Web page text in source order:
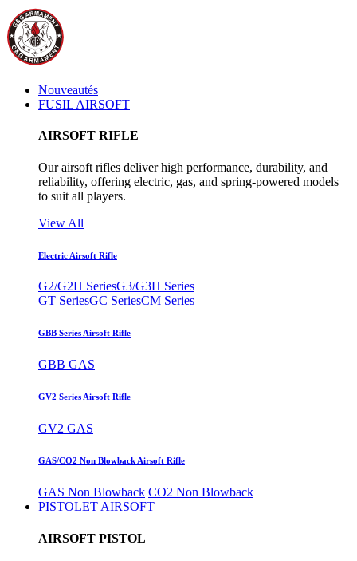
Nouveautés
FUSIL AIRSOFT
AIRSOFT RIFLE
Our airsoft rifles deliver high performance, durability, and
reliability, offering electric, gas, and spring-powered models
to suit all players.
View All
Electric Airsoft Rifle
G2/G2H SeriesG3/G3H Series
GT SeriesGC SeriesCM Series
GBB Series Airsoft Rifle
GBB GAS
GV2 Series Airsoft Rifle
GV2 GAS
GAS/CO2 Non Blowback Airsoft Rifle
GAS Non Blowback CO2 Non Blowback
PISTOLET AIRSOFT
AIRSOFT PISTOL